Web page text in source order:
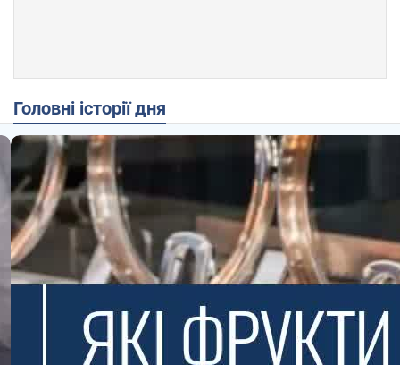
Головні історії дня